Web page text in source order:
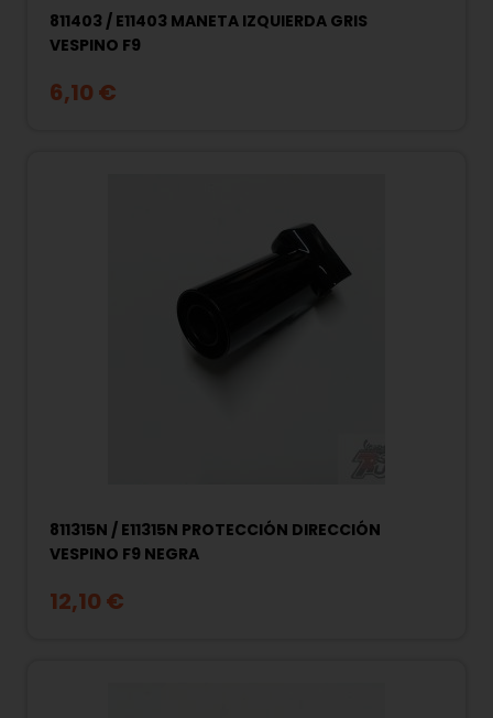
811403 / E11403 MANETA IZQUIERDA GRIS
VESPINO F9
6,10 €
811315N / E11315N PROTECCIÓN DIRECCIÓN
VESPINO F9 NEGRA
12,10 €